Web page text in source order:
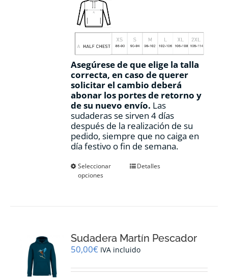
Asegúrese de que elige la talla
correcta, en caso de querer
solicitar el cambio deberá
abonar los portes de retorno y
de su nuevo envío. Las
sudaderas se sirven 4 días
después de la realización de su
pedido, siempre que no caiga en
día festivo o fin de semana.
Seleccionar
opciones
Este
se
pueden
en
Detalles
Sudadera Martín Pescador
50,00€ IVA incluido